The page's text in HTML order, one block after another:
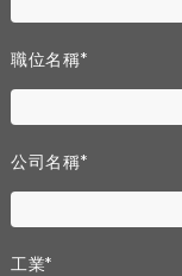
職位名稱*
公司名稱*
工業*